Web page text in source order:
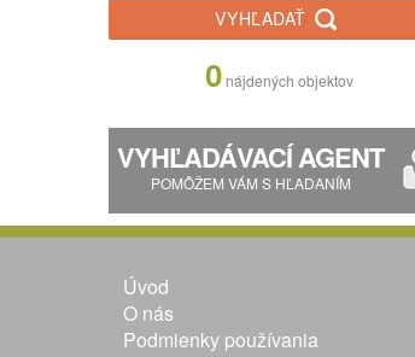
VYHĽADAŤ
0 nájdených objektov
VYHĽADÁVACÍ AGENT
POMÔŽEM VÁM S HĽADANÍM
Úvod
O nás
Podmienky používania